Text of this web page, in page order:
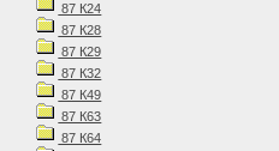
87 К24
87 К28
87 К29
87 К32
87 К49
87 К63
87 К64